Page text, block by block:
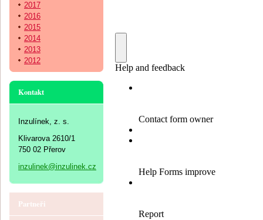
2017
2016
2015
2014
2013
2012
Kontakt
Inzulínek, z. s.
Klivarova 2610/1
750 02 Přerov
inzulinek@inzulinek.cz
Partneři